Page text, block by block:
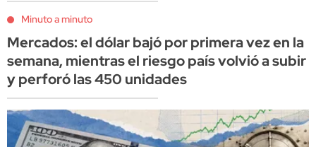
Minuto a minuto
Mercados: el dólar bajó por primera vez en la
semana, mientras el riesgo país volvió a subir
y perforó las 450 unidades